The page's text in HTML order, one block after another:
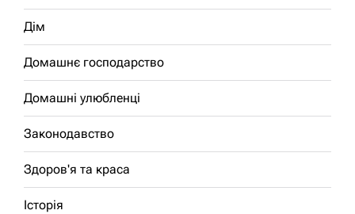
Дім
Домашнє господарство
Домашні улюбленці
Законодавство
Здоров'я та краса
Історія